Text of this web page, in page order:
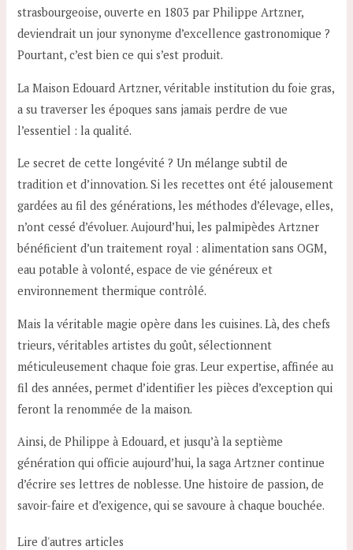
strasbourgeoise, ouverte en 1803 par Philippe Artzner,
deviendrait un jour synonyme d’excellence gastronomique ?
Pourtant, c’est bien ce qui s’est produit.
La Maison Edouard Artzner, véritable institution du foie gras,
a su traverser les époques sans jamais perdre de vue
l’essentiel : la qualité.
Le secret de cette longévité ? Un mélange subtil de
tradition et d’innovation. Si les recettes ont été jalousement
gardées au fil des générations, les méthodes d’élevage, elles,
n’ont cessé d’évoluer. Aujourd’hui, les palmipèdes Artzner
bénéficient d’un traitement royal : alimentation sans OGM,
eau potable à volonté, espace de vie généreux et
environnement thermique contrôlé.
Mais la véritable magie opère dans les cuisines. Là, des chefs
trieurs, véritables artistes du goût, sélectionnent
méticuleusement chaque foie gras. Leur expertise, affinée au
fil des années, permet d’identifier les pièces d’exception qui
feront la renommée de la maison.
Ainsi, de Philippe à Edouard, et jusqu’à la septième
génération qui officie aujourd’hui, la saga Artzner continue
d’écrire ses lettres de noblesse. Une histoire de passion, de
savoir-faire et d’exigence, qui se savoure à chaque bouchée.
Lire d'autres articles